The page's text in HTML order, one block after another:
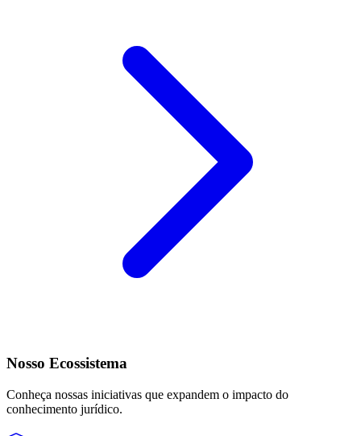
Nosso Ecossistema
Conheça nossas iniciativas que expandem o impacto do
conhecimento jurídico.